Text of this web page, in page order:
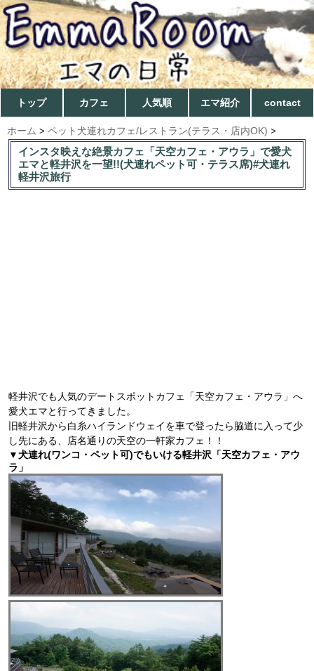
トップ カフェ 人気順 エマ紹介 contact
ホーム > ペット犬連れカフェ/レストラン(テラス・店内OK) >
インスタ映えな絶景カフェ「天空カフェ・アウラ」で愛犬
エマと軽井沢を一望!!(犬連れペット可・テラス席)#犬連れ
軽井沢旅行
軽井沢でも人気のデートスポットカフェ「天空カフェ・アウラ」へ
愛犬エマと行ってきました。
旧軽井沢から白糸ハイランドウェイを車で登ったら脇道に入って少
し先にある、店名通りの天空の一軒家カフェ！！
▼犬連れ(ワンコ・ペット可)でもいける軽井沢「天空カフェ・アウ
ラ」